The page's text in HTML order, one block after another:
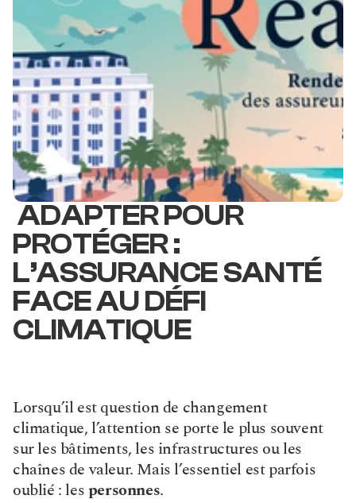
ADAPTER POUR
PROTÉGER :
L’ASSURANCE SANTÉ
FACE AU DÉFI
CLIMATIQUE
Lorsqu’il est question de changement
climatique, l’attention se porte le plus souvent
sur les bâtiments, les infrastructures ou les
chaînes de valeur. Mais l’essentiel est parfois
oublié : les personnes.